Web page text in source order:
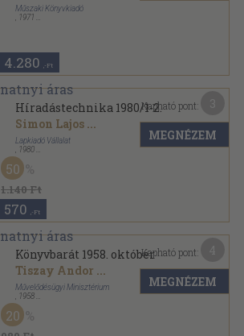
Műszaki Könyvkiadó
1971
4.280 ,-Ft
Híradástechnika 1980/1-2.
Simon Lajos ...
Lapkiadó Vállalat
1980
Ragasztott papírkötés
Híradástechnika sorozat
1.140 Ft
50
570 ,-Ft
Kapható pont:
MEGNÉZEM
Könyvbarát 1958. október
Tiszay Andor ...
Művelődésügyi Minisztérium
1958
Tűzött kötés
Könyvbarát sorozat
20
Kapható pont:
MEGNÉZEM